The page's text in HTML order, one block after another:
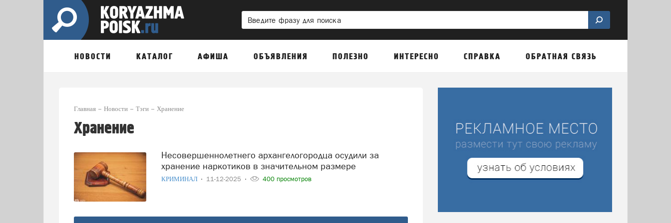
НОВОСТИ КАТАЛОГ АФИША ОБЪЯВЛЕНИЯ ПОЛЕЗНО ИНТЕРЕСНО СПРАВКА ОБРАТНАЯ СВЯЗЬ
Главная Новости Тэги Хранение
Хранение
Несовершеннолетнего архангелогородца осудили за
хранение наркотиков в значительном размере
КРИМИНАЛ 11-12-2025 400 просмотров